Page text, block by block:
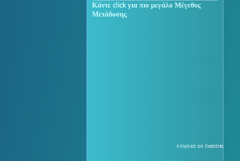
Κάντε click για πιο μεγάλο Μέγεθος
Μετάδοσης
kmaked on livestream.com.